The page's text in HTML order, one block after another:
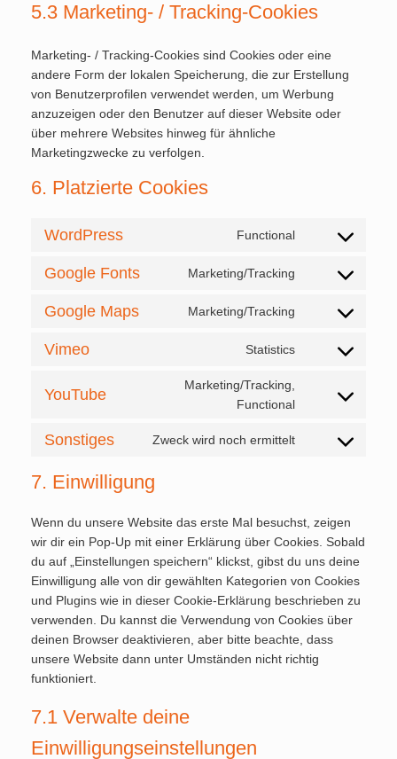
5.3 Marketing- / Tracking-Cookies
Marketing- / Tracking-Cookies sind Cookies oder eine
andere Form der lokalen Speicherung, die zur Erstellung
von Benutzerprofilen verwendet werden, um Werbung
anzuzeigen oder den Benutzer auf dieser Website oder
über mehrere Websites hinweg für ähnliche
Marketingzwecke zu verfolgen.
6. Platzierte Cookies
WordPress Functional
Consent
service
Google Fonts Marketing/Tracking
Consent
service
Google Maps Marketing/Tracking
Consent
service
maps
Vimeo Statistics
Consent
service
YouTube
Marketing/Tracking,
Functional
Consent
service
Sonstiges Zweck wird noch ermittelt
Consent
7. Einwilligung
Wenn du unsere Website das erste Mal besuchst, zeigen
wir dir ein Pop-Up mit einer Erklärung über Cookies. Sobald
du auf „Einstellungen speichern“ klickst, gibst du uns deine
Einwilligung alle von dir gewählten Kategorien von Cookies
und Plugins wie in dieser Cookie-Erklärung beschrieben zu
verwenden. Du kannst die Verwendung von Cookies über
deinen Browser deaktivieren, aber bitte beachte, dass
unsere Website dann unter Umständen nicht richtig
funktioniert.
7.1 Verwalte deine
Einwilligungseinstellungen